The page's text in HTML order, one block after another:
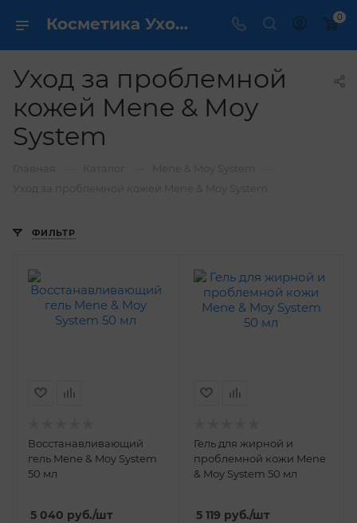
Косметика Уход за проблемной кожей Mene & Moy System - купить в интернет магазине ✔️ по выгодной цене 0
Уход за проблемной
кожей Mene & Moy
System
ФИЛЬТР
Восстанавливающий
гель Mene & Moy System
50 мл
5 040 руб./шт
Гель для жирной и
проблемной кожи Mene
& Moy System 50 мл
5 119 руб./шт